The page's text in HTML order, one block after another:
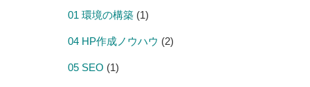
01 環境の構築 (1)
04 HP作成ノウハウ (2)
05 SEO (1)